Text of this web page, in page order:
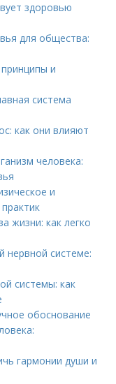
здоровью
для общества:
и
система
как они влияют
человека:
и
жизни: как легко
нервной системе:
системы: как
обоснование
гармонии души и